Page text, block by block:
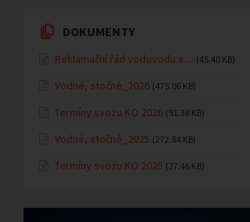
DOKUMENTY
Reklamační řád vodovodu a… (45.40 KB)
Vodné, stočné_2026 (475.06 KB)
Termíny svozu KO 2026 (91.38 KB)
Vodné, stočné_2025 (272.84 KB)
Termíny svozu KO 2025 (27.46 KB)